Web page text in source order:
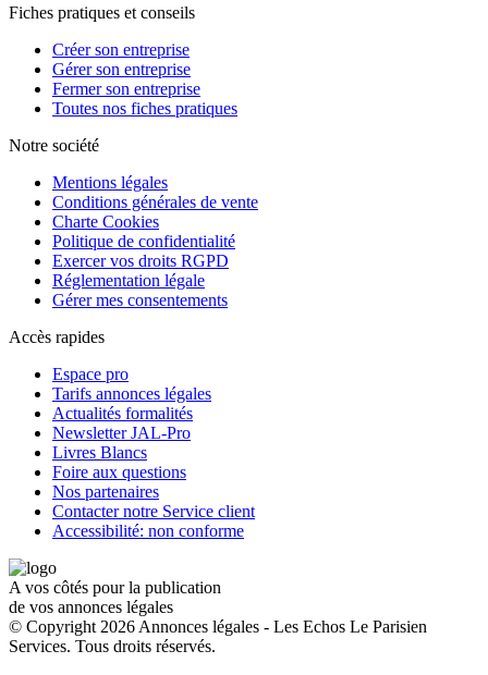
Fiches pratiques et conseils
Créer son entreprise
Gérer son entreprise
Fermer son entreprise
Toutes nos fiches pratiques
Notre société
Mentions légales
Conditions générales de vente
Charte Cookies
Politique de confidentialité
Exercer vos droits RGPD
Réglementation légale
Gérer mes consentements
Accès rapides
Espace pro
Tarifs annonces légales
Actualités formalités
Newsletter JAL-Pro
Livres Blancs
Foire aux questions
Nos partenaires
Contacter notre Service client
Accessibilité: non conforme
A vos côtés pour la publication
de vos annonces légales
© Copyright 2026 Annonces légales - Les Echos Le Parisien
Services. Tous droits réservés.